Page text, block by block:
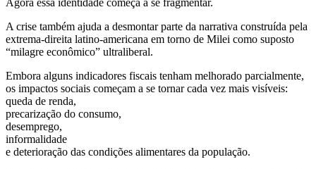
Agora essa identidade começa a se fragmentar.
A crise também ajuda a desmontar parte da narrativa construída pela
extrema-direita latino-americana em torno de Milei como suposto
“milagre econômico” ultraliberal.
Embora alguns indicadores fiscais tenham melhorado parcialmente,
os impactos sociais começam a se tornar cada vez mais visíveis:
queda de renda,
precarização do consumo,
desemprego,
informalidade
e deterioração das condições alimentares da população.